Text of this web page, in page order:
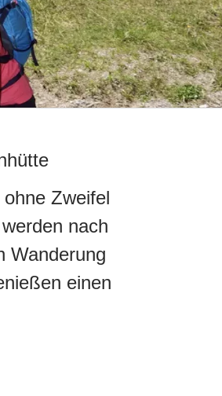
Zweifel
nach
Wanderung
einen